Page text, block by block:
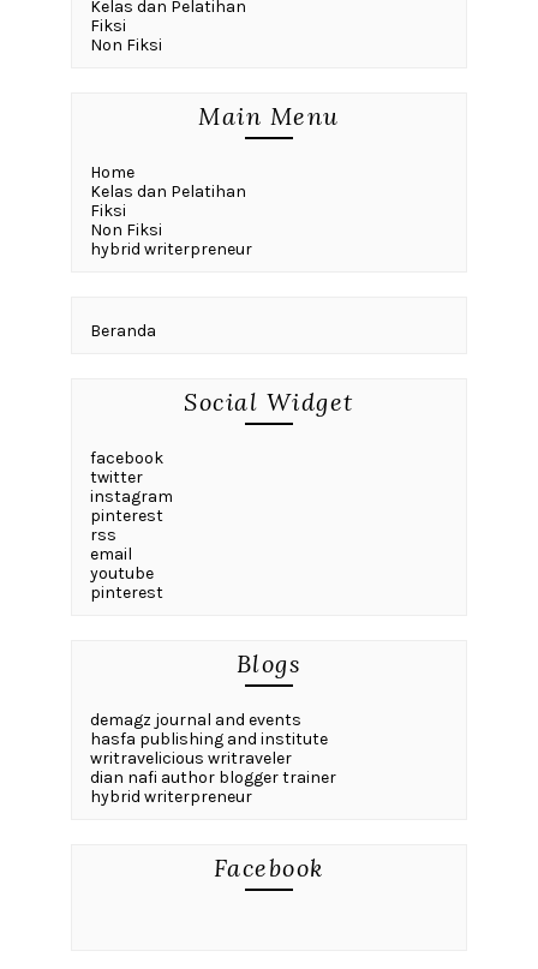
Kelas dan Pelatihan
Fiksi
Non Fiksi
Main Menu
Home
Kelas dan Pelatihan
Fiksi
Non Fiksi
hybrid writerpreneur
Beranda
Social Widget
facebook
twitter
instagram
pinterest
rss
email
youtube
pinterest
Blogs
demagz journal and events
hasfa publishing and institute
writravelicious writraveler
dian nafi author blogger trainer
hybrid writerpreneur
Facebook